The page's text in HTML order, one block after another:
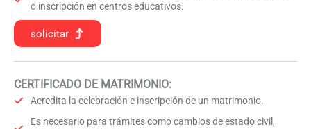
o inscripción en centros educativos.
solicitar
CERTIFICADO DE MATRIMONIO:
Acredita la celebración e inscripción de un matrimonio.
Es necesario para trámites como cambios de estado civil,